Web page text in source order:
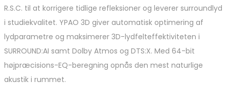
R.S.C. til at korrigere tidlige refleksioner og leverer surroundlyd
i studiekvalitet. YPAO 3D giver automatisk optimering af
lydparametre og maksimerer 3D-lydfelteffektiviteten i
SURROUND:AI samt Dolby Atmos og DTS:X. Med 64-bit
højpræcisions-EQ-beregning opnås den mest naturlige
akustik i rummet.